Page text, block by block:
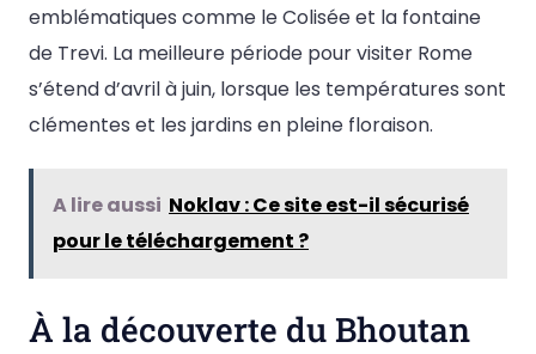
emblématiques comme le Colisée et la fontaine
de Trevi. La meilleure période pour visiter Rome
s’étend d’avril à juin, lorsque les températures sont
clémentes et les jardins en pleine floraison.
A lire aussi Noklav : Ce site est-il sécurisé
pour le téléchargement ?
À la découverte du Bhoutan